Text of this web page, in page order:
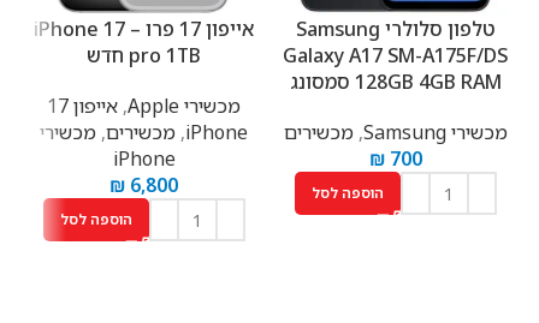
טלפון סלולרי Samsung
Galaxy A17 SM-A175F/DS
128GB 4GB RAM סמסונג
מכשירי Samsung
,מכשירים
₪700
הוספה לסל
אייפון 17 פרו – iPhone 17
pro 1TB חדש
מכשירי Apple
,
אייפון 17
iPhone
, מכשירים, מכשירי
iPhone
₪ 6,800
הוספה לסל